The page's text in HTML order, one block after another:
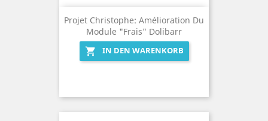
Projet Christophe: Amélioration Du
Module "Frais" Dolibarr

IN DEN WARENKORB